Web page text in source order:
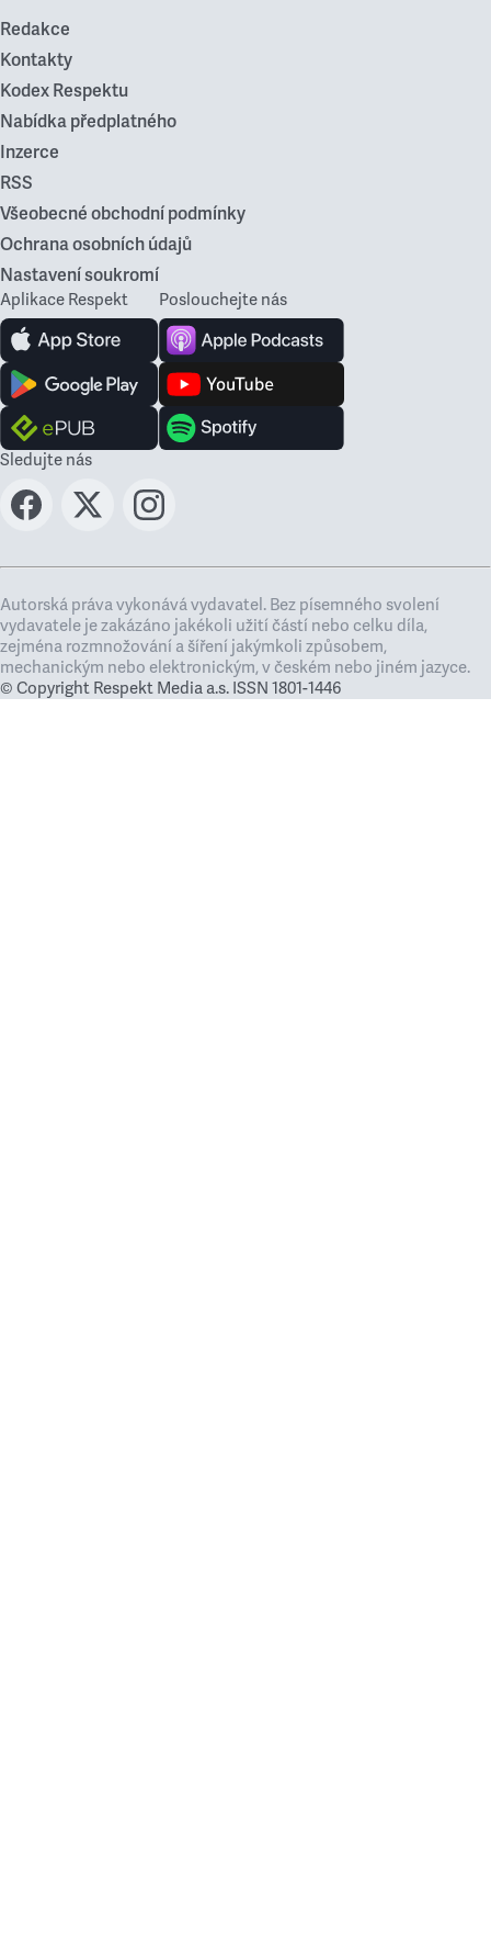
Redakce
Kontakty
Kodex Respektu
Nabídka předplatného
Inzerce
RSS
Všeobecné obchodní podmínky
Ochrana osobních údajů
Nastavení soukromí
Aplikace Respekt Poslouchejte nás
Sledujte nás
Autorská práva vykonává vydavatel. Bez písemného svolení
vydavatele je zakázáno jakékoli užití částí nebo celku díla,
zejména rozmnožování a šíření jakýmkoli způsobem,
mechanickým nebo elektronickým, v českém nebo jiném jazyce.
© Copyright Respekt Media a.s. ISSN 1801-1446